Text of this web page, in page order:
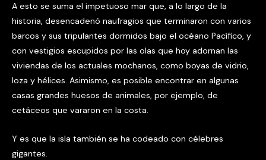
A esto se suma el impetuoso mar que, a lo largo de la
historia, desencadenó naufragios que terminaron con varios
barcos y sus tripulantes dormidos bajo el océano Pacífico, y
con vestigios escupidos por las olas que hoy adornan las
viviendas de los actuales mochanos, como boyas de vidrio,
loza y hélices. Asimismo, es posible encontrar en algunas
casas grandes huesos de animales, por ejemplo, de
cetáceos que vararon en la costa.
Y es que la isla también se ha codeado con célebres
gigantes.